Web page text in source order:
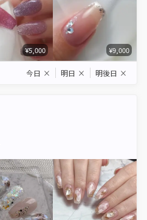
¥5,000 ¥9,000
今日 × 明日 × 明後日 ×